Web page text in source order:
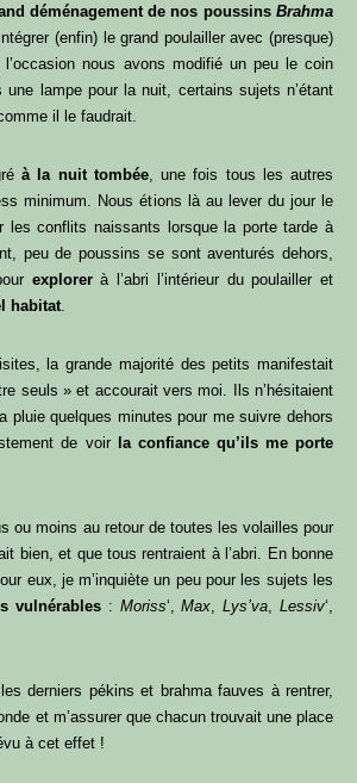
déménagement de nos poussinsBrahma
(enfin) le grand poulailler avec (presque)
nous avons modifié un peu le coin
lampe pour la nuit, certains sujets n’étant
il le faudrait.
à la nuit tombée, une fois tous les autres
minimum. Nous étions là au lever du jour le
les conflits naissants lorsque la porte tarde à
peu de poussins se sont aventurés dehors,
explorerà l’abri l’intérieur du poulailler et
habitat.
la grande majorité des petits manifestait
seuls » et accourait vers moi. Ils n’hésitaient
pluie quelques minutes pour me suivre dehors
de voir
la confiance qu’ils me porte
ou moins au retour de toutes les volailles pour
bien, et que tous rentraient à l’abri. En bonne
eux, je m’inquiète un peu pour les sujets les
vulnérables : Moriss‘,Max,Lys’va,Lessiv‘,
derniers pékins et brahma fauves à rentrer,
et m’assurer que chacun trouvait une place
à cet effet !